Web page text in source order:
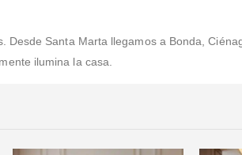
Santa Marta llegamos a Bonda,
ilumina la casa.